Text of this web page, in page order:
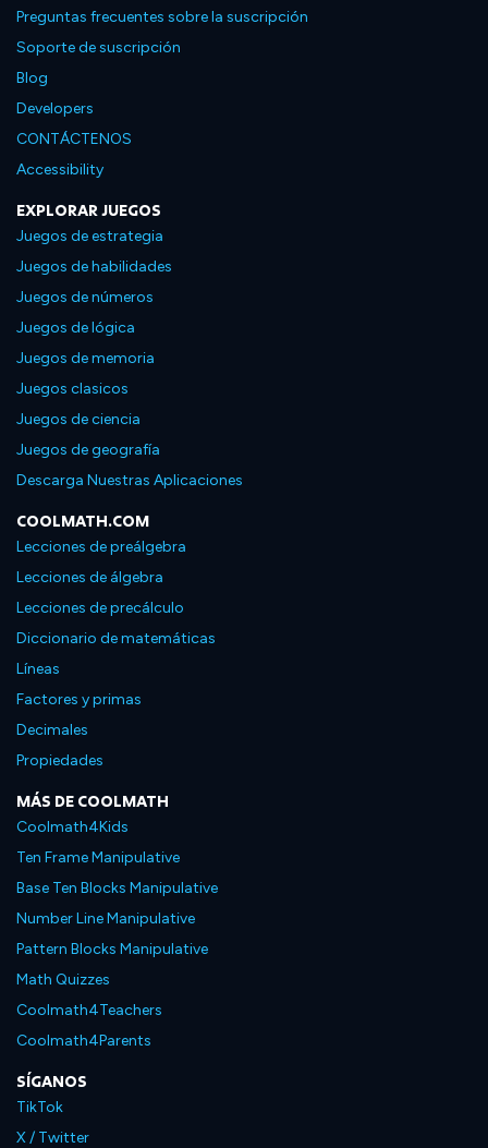
Preguntas frecuentes sobre la suscripción
Soporte de suscripción
Blog
Developers
CONTÁCTENOS
Accessibility
EXPLORAR JUEGOS
Juegos de estrategia
Juegos de habilidades
Juegos de números
Juegos de lógica
Juegos de memoria
Juegos clasicos
Juegos de ciencia
Juegos de geografía
Descarga Nuestras Aplicaciones
COOLMATH.COM
Lecciones de preálgebra
Lecciones de álgebra
Lecciones de precálculo
Diccionario de matemáticas
Líneas
Factores y primas
Decimales
Propiedades
MÁS DE COOLMATH
Coolmath4Kids
Ten Frame Manipulative
Base Ten Blocks Manipulative
Number Line Manipulative
Pattern Blocks Manipulative
Math Quizzes
Coolmath4Teachers
Coolmath4Parents
SÍGANOS
TikTok
X / Twitter